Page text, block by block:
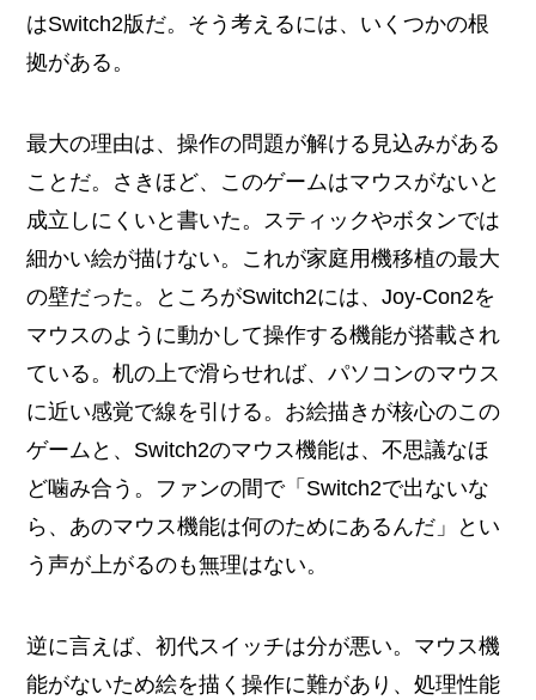
はSwitch2版だ。そう考えるには、いくつかの根
拠がある。
最大の理由は、操作の問題が解ける見込みがある
ことだ。さきほど、このゲームはマウスがないと
成立しにくいと書いた。スティックやボタンでは
細かい絵が描けない。これが家庭用機移植の最大
の壁だった。ところがSwitch2には、Joy-Con2を
マウスのように動かして操作する機能が搭載され
ている。机の上で滑らせれば、パソコンのマウス
に近い感覚で線を引ける。お絵描きが核心のこの
ゲームと、Switch2のマウス機能は、不思議なほ
ど噛み合う。ファンの間で「Switch2で出ないな
ら、あのマウス機能は何のためにあるんだ」とい
う声が上がるのも無理はない。
逆に言えば、初代スイッチは分が悪い。マウス機
能がないため絵を描く操作に難があり、処理性能